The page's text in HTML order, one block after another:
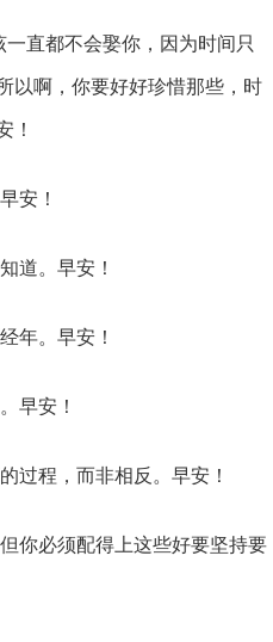
直都不会娶你，因为时间只
以啊，你要好好珍惜那些，时
！
安！
道。早安！
年。早安！
早安！
过程，而非相反。早安！
你必须配得上这些好要坚持要